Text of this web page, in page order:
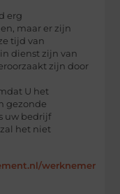
erg
maar er zijn
tijd van
dienst zijn van
zijn door
U het
gezonde
uw bedrijf
het niet
werknemer